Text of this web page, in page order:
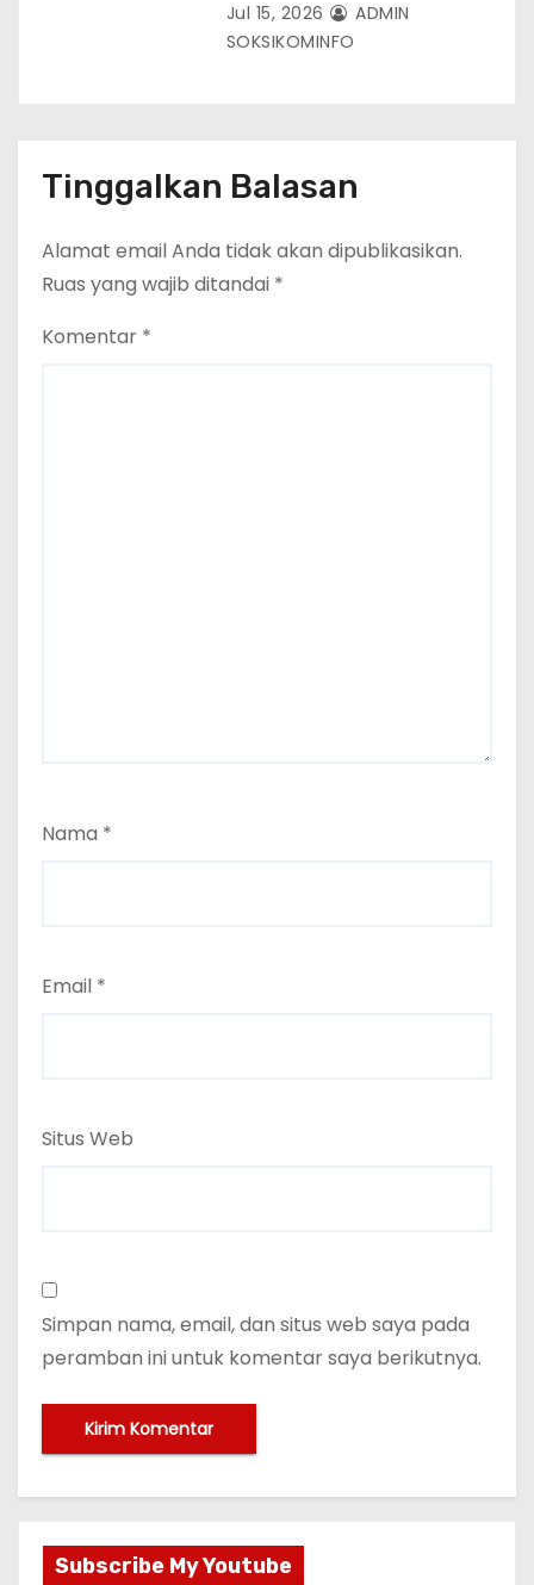
Jul 15, 2026
ADMIN
SOKSIKOMINFO
Tinggalkan Balasan
Alamat email Anda tidak akan dipublikasikan.
Ruas yang wajib ditandai *
Komentar *
Nama *
Email *
Situs Web
Simpan nama, email, dan situs web saya pada
peramban ini untuk komentar saya berikutnya.
Subscribe My Youtube